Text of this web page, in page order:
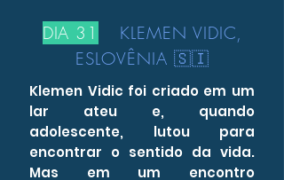
DIA 31
KLEMEN VIDIC,
ESLOVÊNIA 🇸🇮
Klemen Vidic foi criado em um
lar ateu e, quando
adolescente, lutou para
encontrar o sentido da vida.
Mas em um encontro